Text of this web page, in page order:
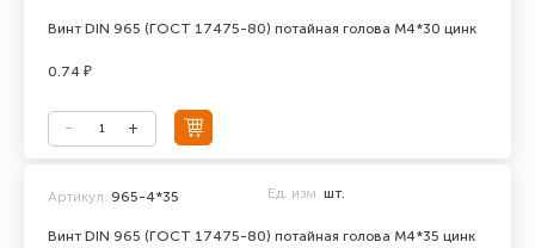
Винт DIN 965 (ГОСТ 17475-80) потайная голова М4*30 цинк
0.74 ₽
Винт DIN 965 (ГОСТ 17475-80) потайная голова М4*35 цинк
Артикул: 965-4*35 Ед. изм. шт.